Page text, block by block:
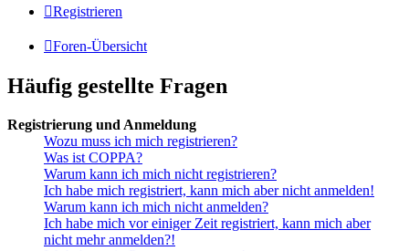
Registrieren
Foren-Übersicht
Häufig gestellte Fragen
Registrierung und Anmeldung
Wozu muss ich mich registrieren?
Was ist COPPA?
Warum kann ich mich nicht registrieren?
Ich habe mich registriert, kann mich aber nicht anmelden!
Warum kann ich mich nicht anmelden?
Ich habe mich vor einiger Zeit registriert, kann mich aber
nicht mehr anmelden?!